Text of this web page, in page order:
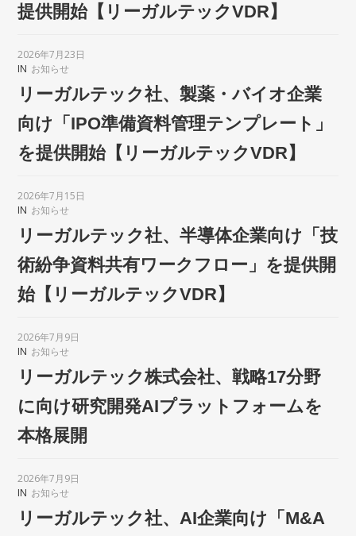
提供開始【リーガルテックVDR】
2026年7月23日
IN お知らせ
リーガルテック社、製薬・バイオ企業
向け「IPO準備資料管理テンプレート」
を提供開始【リーガルテックVDR】
2026年7月15日
IN お知らせ
リーガルテック社、半導体企業向け「技
術紛争資料共有ワークフロー」を提供開
始【リーガルテックVDR】
2026年7月9日
IN お知らせ
リーガルテック株式会社、戦略17分野
に向け研究開発AIプラットフォームを
本格展開
2026年7月9日
IN お知らせ
リーガルテック社、AI企業向け「M&A